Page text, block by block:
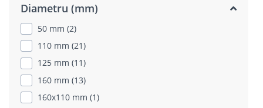
Diametru (mm)
50 mm (2)
110 mm (21)
125 mm (11)
160 mm (13)
160x110 mm (1)